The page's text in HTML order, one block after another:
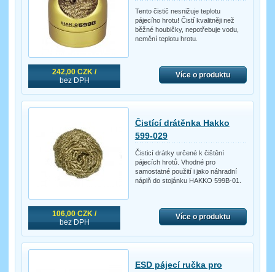
242,00 CZK /
bez DPH
Tento čistič nesnižuje teplotu
pájecího hrotu! Čistí kvalitněji než
běžné houbičky, nepotřebuje vodu,
nemění teplotu hrotu.
Více o produktu
106,00 CZK /
bez DPH
Čistící drátěnka Hakko
599-029
Čisticí drátky určené k čištění
pájecích hrotů. Vhodné pro
samostatné použití i jako náhradní
náplň do stojánku HAKKO 599B-01.
Více o produktu
ESD pájecí ručka pro